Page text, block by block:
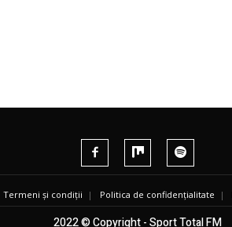
Termeni și condiții | Politica de confidențialitate |
2022 © Copyright - Sport Total FM